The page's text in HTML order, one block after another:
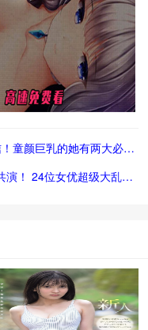
上一篇：(CAWD-772)有当AV女优的自信！童颜巨乳的她有两大必杀技！
下一篇：S1创业20周年！最强片商最强共演！ 24位女优超级大乱交！